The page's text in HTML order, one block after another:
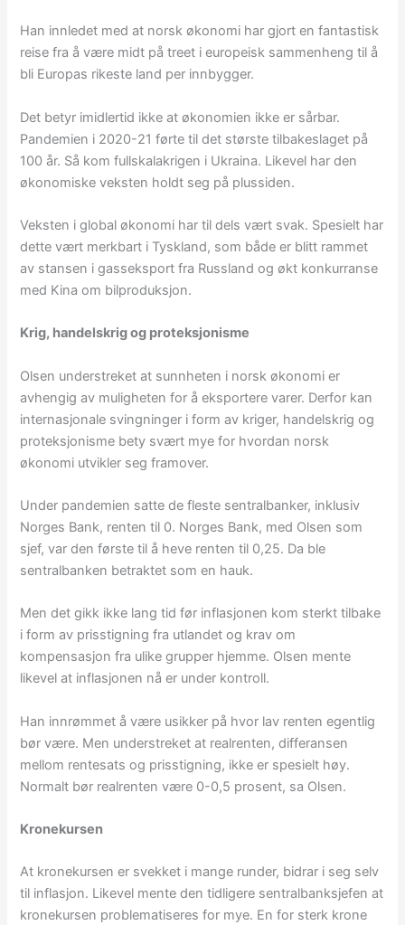
Han innledet med at norsk økonomi har gjort en fantastisk
reise fra å være midt på treet i europeisk sammenheng til å
bli Europas rikeste land per innbygger.
Det betyr imidlertid ikke at økonomien ikke er sårbar.
Pandemien i 2020-21 førte til det største tilbakeslaget på
100 år. Så kom fullskalakrigen i Ukraina. Likevel har den
økonomiske veksten holdt seg på plussiden.
Veksten i global økonomi har til dels vært svak. Spesielt har
dette vært merkbart i Tyskland, som både er blitt rammet
av stansen i gasseksport fra Russland og økt konkurranse
med Kina om bilproduksjon.
Krig, handelskrig og proteksjonisme
Olsen understreket at sunnheten i norsk økonomi er
avhengig av muligheten for å eksportere varer. Derfor kan
internasjonale svingninger i form av kriger, handelskrig og
proteksjonisme bety svært mye for hvordan norsk
økonomi utvikler seg framover.
Under pandemien satte de fleste sentralbanker, inklusiv
Norges Bank, renten til 0. Norges Bank, med Olsen som
sjef, var den første til å heve renten til 0,25. Da ble
sentralbanken betraktet som en hauk.
Men det gikk ikke lang tid før inflasjonen kom sterkt tilbake
i form av prisstigning fra utlandet og krav om
kompensasjon fra ulike grupper hjemme. Olsen mente
likevel at inflasjonen nå er under kontroll.
Han innrømmet å være usikker på hvor lav renten egentlig
bør være. Men understreket at realrenten, differansen
mellom rentesats og prisstigning, ikke er spesielt høy.
Normalt bør realrenten være 0-0,5 prosent, sa Olsen.
Kronekursen
At kronekursen er svekket i mange runder, bidrar i seg selv
til inflasjon. Likevel mente den tidligere sentralbanksjefen at
kronekursen problematiseres for mye. En for sterk krone